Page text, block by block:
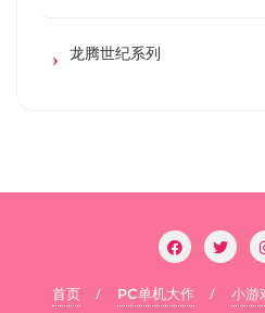
龙腾世纪系列
首页 PC单机大作 小游